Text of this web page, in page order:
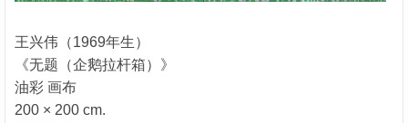
王兴伟（1969年生）
《无题（企鹅拉杆箱）》
油彩 画布
200 × 200 cm.